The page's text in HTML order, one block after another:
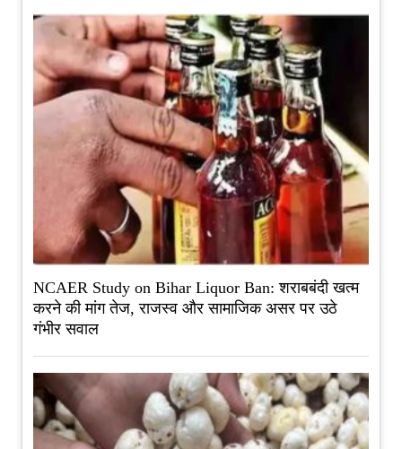
NCAER Study on Bihar Liquor Ban: शराबबंदी खत्म
करने की मांग तेज, राजस्व और सामाजिक असर पर उठे
गंभीर सवाल